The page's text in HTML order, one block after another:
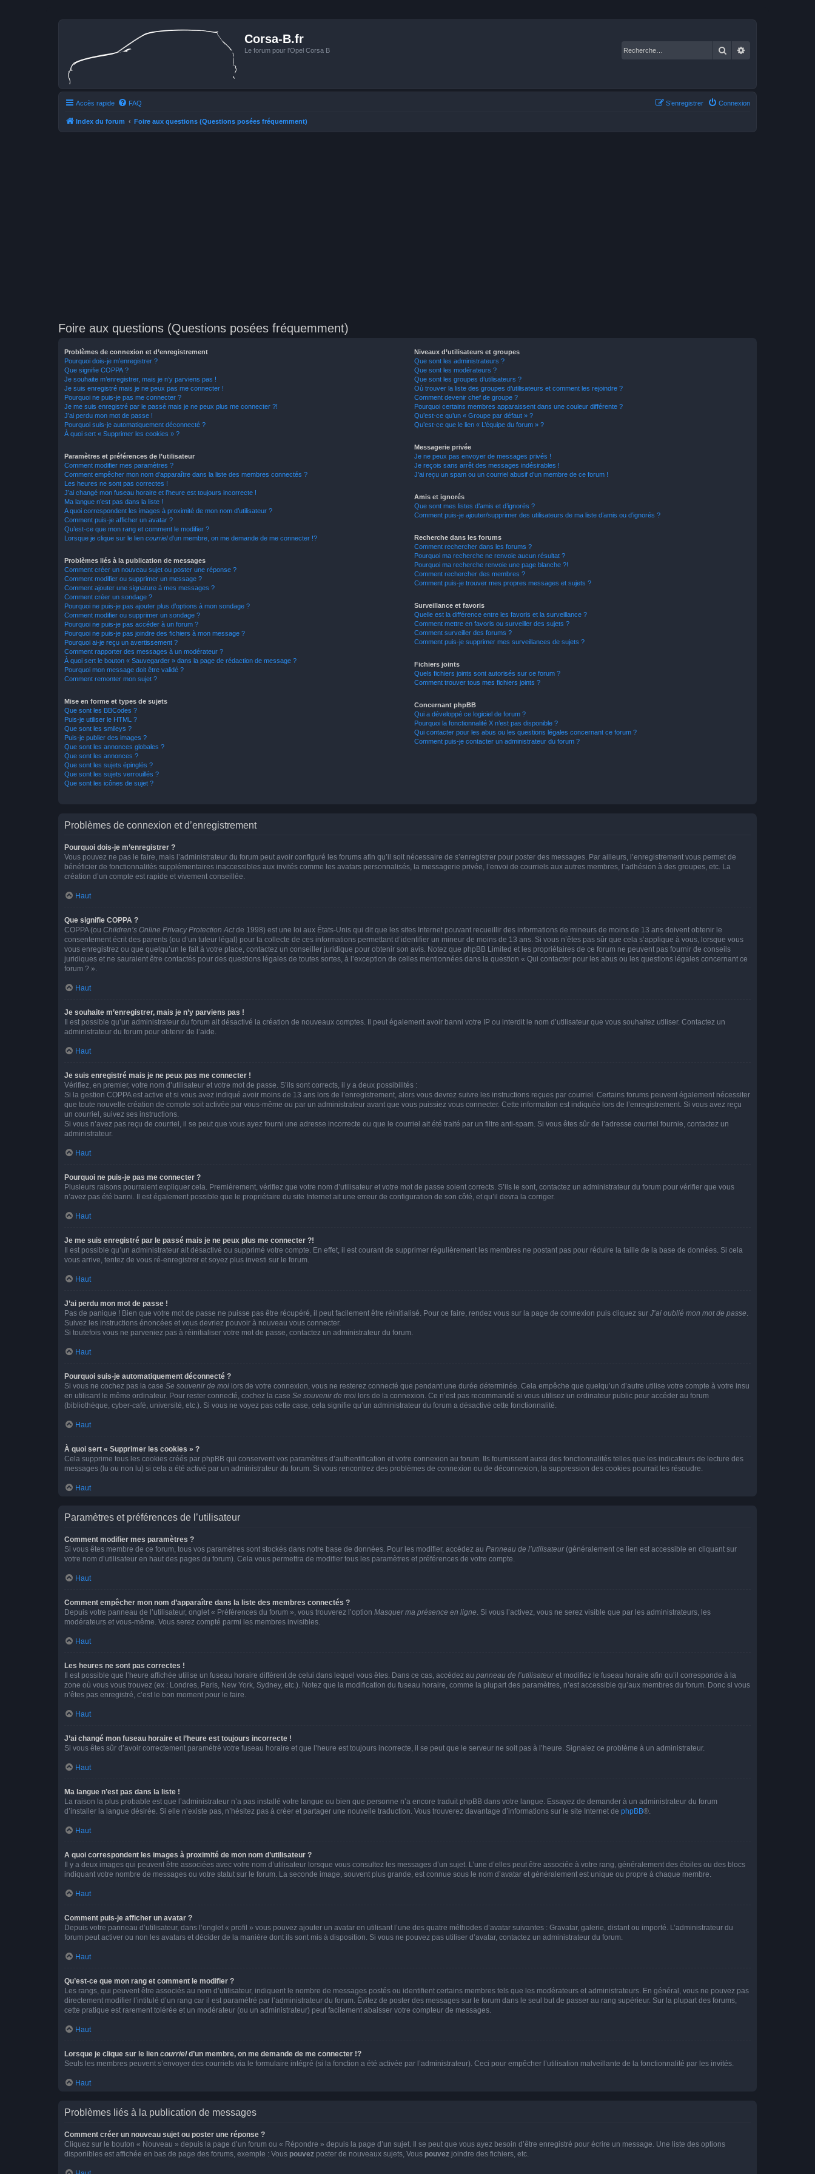
Corsa-B.fr
Le forum pour l'Opel Corsa B Rechercher
Accès rapide FAQ Connexion
S’enregistrer
Index du forum Foire aux questions (Questions posées fréquemment)
Foire aux questions (Questions posées fréquemment)
Problèmes de connexion et d’enregistrement
Pourquoi dois-je m’enregistrer ?
Que signifie COPPA ?
Je souhaite m’enregistrer, mais je n’y parviens pas !
Je suis enregistré mais je ne peux pas me connecter !
Pourquoi ne puis-je pas me connecter ?
Je me suis enregistré par le passé mais je ne peux plus me connecter ?!
J’ai perdu mon mot de passe !
Pourquoi suis-je automatiquement déconnecté ?
À quoi sert « Supprimer les cookies » ?
Paramètres et préférences de l’utilisateur
Comment modifier mes paramètres ?
Comment empêcher mon nom d’apparaître dans la liste des membres connectés ?
Les heures ne sont pas correctes !
J’ai changé mon fuseau horaire et l’heure est toujours incorrecte !
Ma langue n’est pas dans la liste !
A quoi correspondent les images à proximité de mon nom d’utilisateur ?
Comment puis-je afficher un avatar ?
Qu’est-ce que mon rang et comment le modifier ?
Lorsque je clique sur le lien courrield’un membre, on me demande de me connecter !?
Problèmes liés à la publication de messages
Comment créer un nouveau sujet ou poster une réponse ?
Comment modifier ou supprimer un message ?
Comment ajouter une signature à mes messages ?
Comment créer un sondage ?
Pourquoi ne puis-je pas ajouter plus d’options à mon sondage ?
Comment modifier ou supprimer un sondage ?
Pourquoi ne puis-je pas accéder à un forum ?
Pourquoi ne puis-je pas joindre des fichiers à mon message ?
Pourquoi ai-je reçu un avertissement ?
Comment rapporter des messages à un modérateur ?
À quoi sert le bouton « Sauvegarder » dans la page de rédaction de message ?
Pourquoi mon message doit être validé ?
Comment remonter mon sujet ?
Mise en forme et types de sujets
Que sont les BBCodes ?
Puis-je utiliser le HTML ?
Que sont les smileys ?
Puis-je publier des images ?
Que sont les annonces globales ?
Que sont les annonces ?
Que sont les sujets épinglés ?
Que sont les sujets verrouillés ?
Que sont les icônes de sujet ?
Niveaux d’utilisateurs et groupes
Que sont les administrateurs ?
Que sont les modérateurs ?
Que sont les groupes d’utilisateurs ?
Où trouver la liste des groupes d’utilisateurs et comment les rejoindre ?
Comment devenir chef de groupe ?
Pourquoi certains membres apparaissent dans une couleur différente ?
Qu’est-ce qu’un « Groupe par défaut » ?
Qu’est-ce que le lien « L’équipe du forum » ?
Messagerie privée
Je ne peux pas envoyer de messages privés !
Je reçois sans arrêt des messages indésirables !
J’ai reçu un spam ou un courriel abusif d’un membre de ce forum !
Amis et ignorés
Que sont mes listes d’amis et d’ignorés ?
Comment puis-je ajouter/supprimer des utilisateurs de ma liste d’amis ou d’ignorés ?
Recherche dans les forums
Comment rechercher dans les forums ?
Pourquoi ma recherche ne renvoie aucun résultat ?
Pourquoi ma recherche renvoie une page blanche ?!
Comment rechercher des membres ?
Comment puis-je trouver mes propres messages et sujets ?
Surveillance et favoris
Quelle est la différence entre les favoris et la surveillance ?
Comment mettre en favoris ou surveiller des sujets ?
Comment surveiller des forums ?
Comment puis-je supprimer mes surveillances de sujets ?
Fichiers joints
Quels fichiers joints sont autorisés sur ce forum ?
Comment trouver tous mes fichiers joints ?
Concernant phpBB
Qui a développé ce logiciel de forum ?
Pourquoi la fonctionnalité X n’est pas disponible ?
Qui contacter pour les abus ou les questions légales concernant ce forum ?
Comment puis-je contacter un administrateur du forum ?
Problèmes de connexion et d’enregistrement
Pourquoi dois-je m’enregistrer ?
Vous pouvez ne pas le faire, mais l’administrateur du forum peut avoir configuré les forums afin qu’il soit nécessaire de s’enregistrer pour poster des messages. Par ailleurs, l’enregistrement vous permet de
bénéficier de fonctionnalités supplémentaires inaccessibles aux invités comme les avatars personnalisés, la messagerie privée, l’envoi de courriels aux autres membres, l’adhésion à des groupes, etc. La
création d’un compte est rapide et vivement conseillée.
Haut
Que signifie COPPA ?
COPPA (ou Children’s Online Privacy Protection Actde 1998) est une loi aux États-Unis qui dit que les sites Internet pouvant recueillir des informations de mineurs de moins de 13 ans doivent obtenir le
consentement écrit des parents (ou d’un tuteur légal) pour la collecte de ces informations permettant d’identifier un mineur de moins de 13 ans. Si vous n’êtes pas sûr que cela s’applique à vous, lorsque vous
vous enregistrez ou que quelqu’un le fait à votre place, contactez un conseiller juridique pour obtenir son avis. Notez que phpBB Limited et les propriétaires de ce forum ne peuvent pas fournir de conseils
juridiques et ne sauraient être contactés pour des questions légales de toutes sortes, à l’exception de celles mentionnées dans la question « Qui contacter pour les abus ou les questions légales concernant ce
forum ? ».
Haut
Je souhaite m’enregistrer, mais je n’y parviens pas !
Il est possible qu’un administrateur du forum ait désactivé la création de nouveaux comptes. Il peut également avoir banni votre IP ou interdit le nom d’utilisateur que vous souhaitez utiliser. Contactez un
administrateur du forum pour obtenir de l’aide.
Haut
Je suis enregistré mais je ne peux pas me connecter !
Vérifiez, en premier, votre nom d’utilisateur et votre mot de passe. S’ils sont corrects, il y a deux possibilités :
Si la gestion COPPA est active et si vous avez indiqué avoir moins de 13 ans lors de l’enregistrement, alors vous devrez suivre les instructions reçues par courriel. Certains forums peuvent également nécessiter
que toute nouvelle création de compte soit activée par vous-même ou par un administrateur avant que vous puissiez vous connecter. Cette information est indiquée lors de l’enregistrement. Si vous avez reçu
un courriel, suivez ses instructions.
Si vous n’avez pas reçu de courriel, il se peut que vous ayez fourni une adresse incorrecte ou que le courriel ait été traité par un filtre anti-spam. Si vous êtes sûr de l’adresse courriel fournie, contactez un
administrateur.
Haut
Pourquoi ne puis-je pas me connecter ?
Plusieurs raisons pourraient expliquer cela. Premièrement, vérifiez que votre nom d’utilisateur et votre mot de passe soient corrects. S’ils le sont, contactez un administrateur du forum pour vérifier que vous
n’avez pas été banni. Il est également possible que le propriétaire du site Internet ait une erreur de configuration de son côté, et qu’il devra la corriger.
Haut
Je me suis enregistré par le passé mais je ne peux plus me connecter ?!
Il est possible qu’un administrateur ait désactivé ou supprimé votre compte. En effet, il est courant de supprimer régulièrement les membres ne postant pas pour réduire la taille de la base de données. Si cela
vous arrive, tentez de vous ré-enregistrer et soyez plus investi sur le forum.
Haut
J’ai perdu mon mot de passe !
Pas de panique ! Bien que votre mot de passe ne puisse pas être récupéré, il peut facilement être réinitialisé. Pour ce faire, rendez vous sur la page de connexion puis cliquez sur J’ai oublié mon mot de passe.
Suivez les instructions énoncées et vous devriez pouvoir à nouveau vous connecter.
Si toutefois vous ne parveniez pas à réinitialiser votre mot de passe, contactez un administrateur du forum.
Haut
Pourquoi suis-je automatiquement déconnecté ?
Si vous ne cochez pas la case Se souvenir de moi lors de votre connexion, vous ne resterez connecté que pendant une durée déterminée. Cela empêche que quelqu’un d’autre utilise votre compte à votre insu
en utilisant le même ordinateur. Pour rester connecté, cochez la case Se souvenir de moi lors de la connexion. Ce n’est pas recommandé si vous utilisez un ordinateur public pour accéder au forum
(bibliothèque, cyber-café, université, etc.). Si vous ne voyez pas cette case, cela signifie qu’un administrateur du forum a désactivé cette fonctionnalité.
Haut
À quoi sert « Supprimer les cookies » ?
Cela supprime tous les cookies créés par phpBB qui conservent vos paramètres d’authentification et votre connexion au forum. Ils fournissent aussi des fonctionnalités telles que les indicateurs de lecture des
messages (lu ou non lu) si cela a été activé par un administrateur du forum. Si vous rencontrez des problèmes de connexion ou de déconnexion, la suppression des cookies pourrait les résoudre.
Haut
Paramètres et préférences de l’utilisateur
Comment modifier mes paramètres ?
Si vous êtes membre de ce forum, tous vos paramètres sont stockés dans notre base de données. Pour les modifier, accédez au Panneau de l’utilisateur(généralement ce lien est accessible en cliquant sur
votre nom d’utilisateur en haut des pages du forum). Cela vous permettra de modifier tous les paramètres et préférences de votre compte.
Haut
Comment empêcher mon nom d’apparaître dans la liste des membres connectés ?
Depuis votre panneau de l’utilisateur, onglet « Préférences du forum », vous trouverez l’option Masquer ma présence en ligne. Si vous l’activez, vous ne serez visible que par les administrateurs, les
modérateurs et vous-même. Vous serez compté parmi les membres invisibles.
Haut
Les heures ne sont pas correctes !
Il est possible que l’heure affichée utilise un fuseau horaire différent de celui dans lequel vous êtes. Dans ce cas, accédez au panneau de l’utilisateuret modifiez le fuseau horaire afin qu’il corresponde à la
zone où vous vous trouvez (ex : Londres, Paris, New York, Sydney, etc.). Notez que la modification du fuseau horaire, comme la plupart des paramètres, n’est accessible qu’aux membres du forum. Donc si vous
n’êtes pas enregistré, c’est le bon moment pour le faire.
Haut
J’ai changé mon fuseau horaire et l’heure est toujours incorrecte !
Si vous êtes sûr d’avoir correctement paramétré votre fuseau horaire et que l’heure est toujours incorrecte, il se peut que le serveur ne soit pas à l’heure. Signalez ce problème à un administrateur.
Haut
Ma langue n’est pas dans la liste !
La raison la plus probable est que l’administrateur n’a pas installé votre langue ou bien que personne n’a encore traduit phpBB dans votre langue. Essayez de demander à un administrateur du forum
d’installer la langue désirée. Si elle n’existe pas, n’hésitez pas à créer et partager une nouvelle traduction. Vous trouverez davantage d’informations sur le site Internet de phpBB®.
Haut
A quoi correspondent les images à proximité de mon nom d’utilisateur ?
Il y a deux images qui peuvent être associées avec votre nom d’utilisateur lorsque vous consultez les messages d’un sujet. L’une d’elles peut être associée à votre rang, généralement des étoiles ou des blocs
indiquant votre nombre de messages ou votre statut sur le forum. La seconde image, souvent plus grande, est connue sous le nom d’avatar et généralement est unique ou propre à chaque membre.
Haut
Comment puis-je afficher un avatar ?
Depuis votre panneau d’utilisateur, dans l’onglet « profil » vous pouvez ajouter un avatar en utilisant l’une des quatre méthodes d’avatar suivantes : Gravatar, galerie, distant ou importé. L’administrateur du
forum peut activer ou non les avatars et décider de la manière dont ils sont mis à disposition. Si vous ne pouvez pas utiliser d’avatar, contactez un administrateur du forum.
Haut
Qu’est-ce que mon rang et comment le modifier ?
Les rangs, qui peuvent être associés au nom d’utilisateur, indiquent le nombre de messages postés ou identifient certains membres tels que les modérateurs et administrateurs. En général, vous ne pouvez pas
directement modifier l’intitulé d’un rang car il est paramétré par l’administrateur du forum. Évitez de poster des messages sur le forum dans le seul but de passer au rang supérieur. Sur la plupart des forums,
cette pratique est rarement tolérée et un modérateur (ou un administrateur) peut facilement abaisser votre compteur de messages.
Haut
Lorsque je clique sur le lien courrield’un membre, on me demande de me connecter !?
Seuls les membres peuvent s’envoyer des courriels via le formulaire intégré (si la fonction a été activée par l’administrateur). Ceci pour empêcher l’utilisation malveillante de la fonctionnalité par les invités.
Haut
Problèmes liés à la publication de messages
Comment créer un nouveau sujet ou poster une réponse ?
Cliquez sur le bouton « Nouveau » depuis la page d’un forum ou « Répondre » depuis la page d’un sujet. Il se peut que vous ayez besoin d’être enregistré pour écrire un message. Une liste des options
disponibles est affichée en bas de page des forums, exemple : Vous pouvez poster de nouveaux sujets, Vous pouvez joindre des fichiers, etc.